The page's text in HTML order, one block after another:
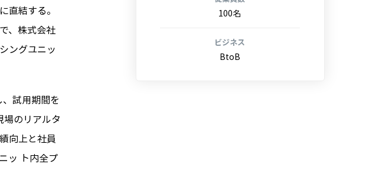
100名
ビジネス
BtoB
直結する。
、株式会社
ングユニッ
試用期間を
のリアルタ
向上と社員
ッ ト内全プ